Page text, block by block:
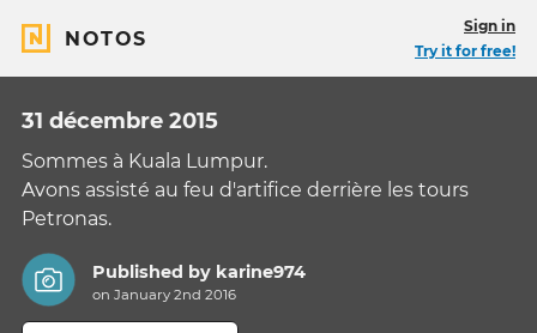
NOTOS
Sign in
Try it for free!
31 décembre 2015
Sommes à Kuala Lumpur.
Avons assisté au feu d'artifice derrière les tours
Petronas.
Published by karine974
on January 2nd 2016